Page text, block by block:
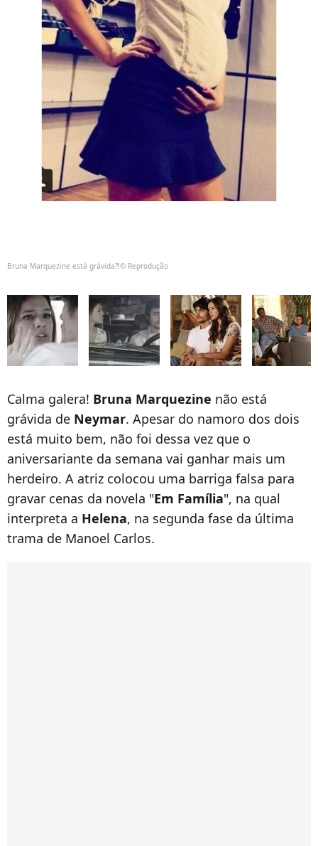
Bruna Marquezine está grávida?!© Reprodução
Calma galera! Bruna Marquezine não está
grávida de Neymar. Apesar do namoro dos dois
está muito bem, não foi dessa vez que o
aniversariante da semana vai ganhar mais um
herdeiro. A atriz colocou uma barriga falsa para
gravar cenas da novela "Em Família", na qual
interpreta a Helena, na segunda fase da última
trama de Manoel Carlos.